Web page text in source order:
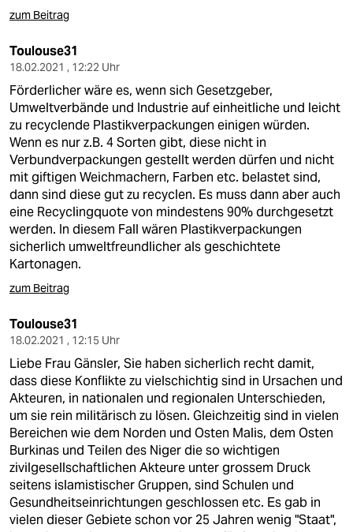
zum Beitrag
Toulouse31
18.02.2021 , 12:22 Uhr
Förderlicher wäre es, wenn sich Gesetzgeber,
Umweltverbände und Industrie auf einheitliche und leicht
zu recyclende Plastikverpackungen einigen würden.
Wenn es nur z.B. 4 Sorten gibt, diese nicht in
Verbundverpackungen gestellt werden dürfen und nicht
mit giftigen Weichmachern, Farben etc. belastet sind,
dann sind diese gut zu recyclen. Es muss dann aber auch
eine Recyclingquote von mindestens 90% durchgesetzt
werden. In diesem Fall wären Plastikverpackungen
sicherlich umweltfreundlicher als geschichtete
Kartonagen.
zum Beitrag
Toulouse31
18.02.2021 , 12:15 Uhr
Liebe Frau Gänsler, Sie haben sicherlich recht damit,
dass diese Konflikte zu vielschichtig sind in Ursachen und
Akteuren, in nationalen und regionalen Unterschieden,
um sie rein militärisch zu lösen. Gleichzeitig sind in vielen
Bereichen wie dem Norden und Osten Malis, dem Osten
Burkinas und Teilen des Niger die so wichtigen
zivilgesellschaftlichen Akteure unter grossem Druck
seitens islamistischer Gruppen, sind Schulen und
Gesundheitseinrichtungen geschlossen etc. Es gab in
vielen dieser Gebiete schon vor 25 Jahren wenig "Staat",